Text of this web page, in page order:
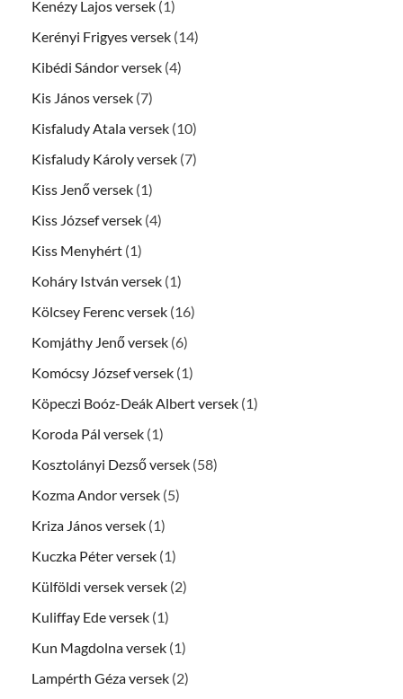
Kenézy Lajos versek (1)
Kerényi Frigyes versek (14)
Kibédi Sándor versek (4)
Kis János versek (7)
Kisfaludy Atala versek (10)
Kisfaludy Károly versek (7)
Kiss Jenő versek (1)
Kiss József versek (4)
Kiss Menyhért (1)
Koháry István versek (1)
Kölcsey Ferenc versek (16)
Komjáthy Jenő versek (6)
Komócsy József versek (1)
Köpeczi Boóz-Deák Albert versek (1)
Koroda Pál versek (1)
Kosztolányi Dezső versek (58)
Kozma Andor versek (5)
Kriza János versek (1)
Kuczka Péter versek (1)
Külföldi versek versek (2)
Kuliffay Ede versek (1)
Kun Magdolna versek (1)
Lampérth Géza versek (2)